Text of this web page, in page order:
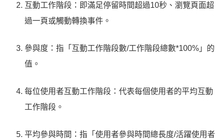
互動工作階段：即滿足停留時間超過10秒、瀏覽頁面超
過一頁或觸動轉換事件。
參與度：指「互動工作階段數/工作階段總數*100%」的
值。
每位使用者互動工作階段：代表每個使用者的平均互動
工作階段。
平均參與時間：指「使用者參與時間總長度/活躍使用者